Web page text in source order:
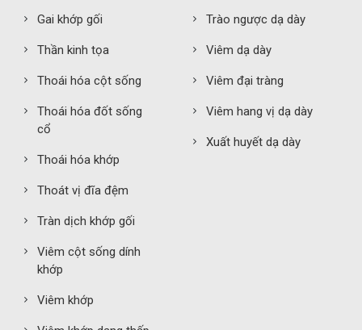
Gai khớp gối
Thần kinh tọa
Thoái hóa cột sống
Thoái hóa đốt sống
cổ
Thoái hóa khớp
Thoát vị đĩa đệm
Tràn dịch khớp gối
Viêm cột sống dính
khớp
Viêm khớp
Trào ngược dạ dày
Viêm dạ dày
Viêm đại tràng
Viêm hang vị dạ dày
Xuất huyết dạ dày